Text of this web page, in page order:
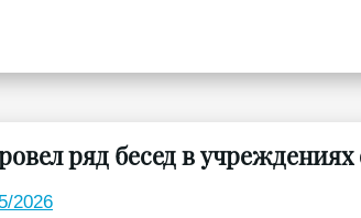
ряд бесед в учреждениях
2026